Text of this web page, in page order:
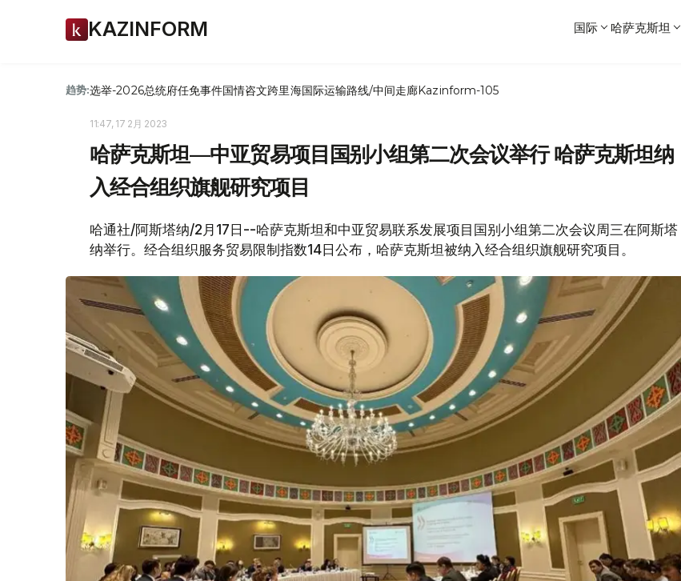
KAZINFORM 国际 哈萨克斯坦
趋势:选举-2026总统府任免事件国情咨文跨里海国际运输路线/中间走廊Kazinform-105
11:47, 17 2月 2023
哈萨克斯坦—中亚贸易项目国别小组第二次会议举行 哈萨克斯坦纳
入经合组织旗舰研究项目
哈通社/阿斯塔纳/2月17日--哈萨克斯坦和中亚贸易联系发展项目国别小组第二次会议周三在阿斯塔
纳举行。经合组织服务贸易限制指数14日公布，哈萨克斯坦被纳入经合组织旗舰研究项目。